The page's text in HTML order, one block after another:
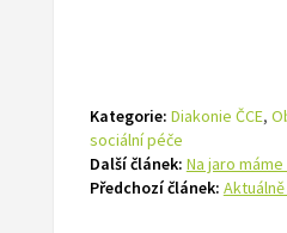
Kategorie: Diakonie ČCE,
sociální péče
Další článek: Na jaro
Předchozí článek: